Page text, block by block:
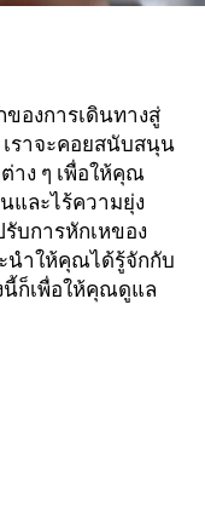
องการเดินทางสู่
ราจะคอยสนับสนุน
าง ๆ เพื่อให้คุณ
และไร้ความยุ่ง
บการหักเหของ
นำให้คุณได้รู้จักกับ
นี้ก็เพื่อให้คุณดูแล